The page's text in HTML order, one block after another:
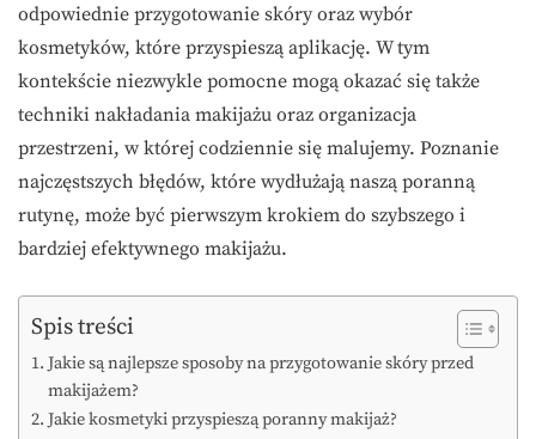
odpowiednie przygotowanie skóry oraz wybór
kosmetyków, które przyspieszą aplikację. W tym
kontekście niezwykle pomocne mogą okazać się także
techniki nakładania makijażu oraz organizacja
przestrzeni, w której codziennie się malujemy. Poznanie
najczęstszych błędów, które wydłużają naszą poranną
rutynę, może być pierwszym krokiem do szybszego i
bardziej efektywnego makijażu.
Spis treści
Jakie są najlepsze sposoby na przygotowanie skóry przed
makijażem?
Jakie kosmetyki przyspieszą poranny makijaż?